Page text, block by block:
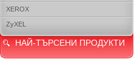
XEROX
ZyXEL
НАЙ-ТЪРСЕНИ ПРОДУКТИ